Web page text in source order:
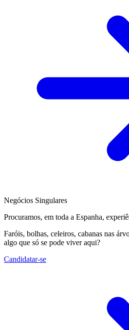
Negócios Singulares
Procuramos, em toda a Espanha,
Faróis, bolhas, celeiros, cabanas nas
algo que só se pode viver aqui?
Candidatar-se